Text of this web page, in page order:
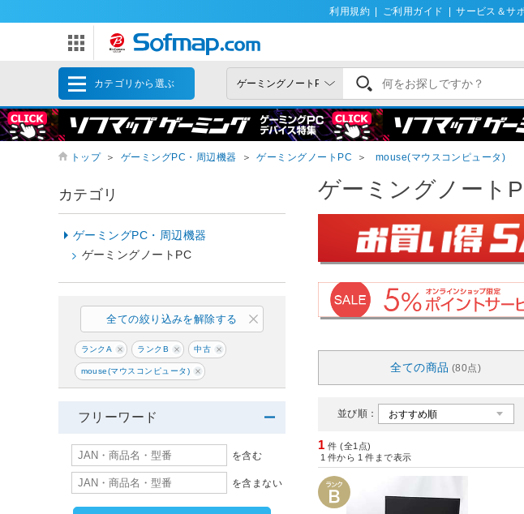
利用規約 ご利用ガイド サービス＆サ
カテゴリから選ぶ
トップ ＞ ゲーミングPC・周辺機器 ＞ ゲーミングノートPC ＞ mouse(マウスコンピュータ)
ゲーミングノート
全ての商品 (80点)
並び順：
1 件 (全1点)
1 件から 1 件まで表示
カテゴリ
ゲーミングPC・周辺機器
ゲーミングノートPC
全ての絞り込みを解除する
ランクA ランクB 中古
mouse(マウスコンピュータ)
フリーワード
を含む
を含まない